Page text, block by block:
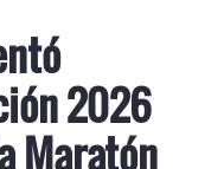
2026
Maratón